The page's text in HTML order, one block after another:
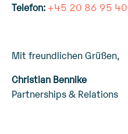
Telefon: +45 20 86 95 40
Mit freundlichen Grüßen,
Christian Bennike
Partnerships & Relations